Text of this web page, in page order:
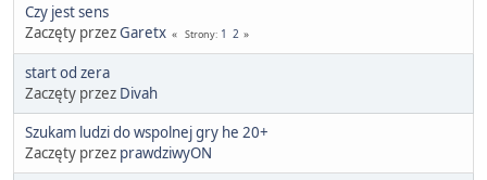
Czy jest sens
Zaczęty przezGaretx Strony 1 2
start od zera
Zaczęty przez Divah
Szukam ludzi do wspolnej gry he 20+
Zaczęty przez prawdziwyON